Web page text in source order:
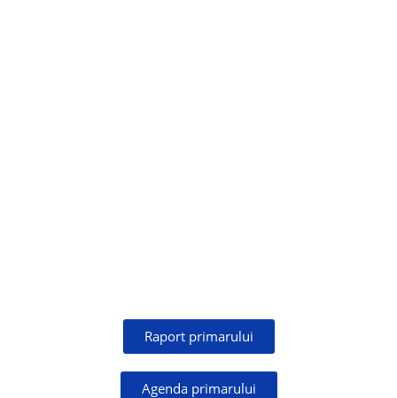
Raport primarului
Agenda primarului